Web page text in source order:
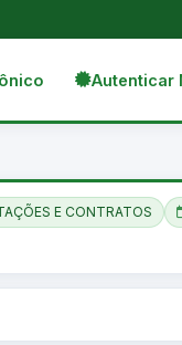
Autenticar
E CONTRATOS